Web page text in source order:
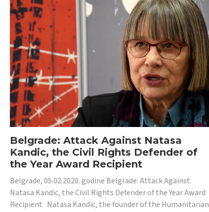
Belgrade: Attack Against Natasa
Kandic, the Civil Rights Defender of
the Year Award Recipient
Belgrade, 05.02.2020. godine Belgrade: Attack Against
Natasa Kandic, the Civil Rights Defender of the Year Award
Recipient Natasa Kandic, the founder of the Humanitarian